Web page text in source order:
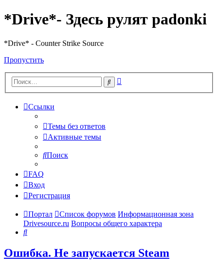
*Drive*- Здесь рулят padonki
*Drive* - Counter Strike Source
Пропустить
Поиск
Ссылки
Темы без ответов
Активные темы
Поиск
FAQ
Вход
Регистрация
Портал Список форумов Информационная зона
Drivesource.ru Вопросы общего характера
Поиск
Ошибка. Не запускается Steam